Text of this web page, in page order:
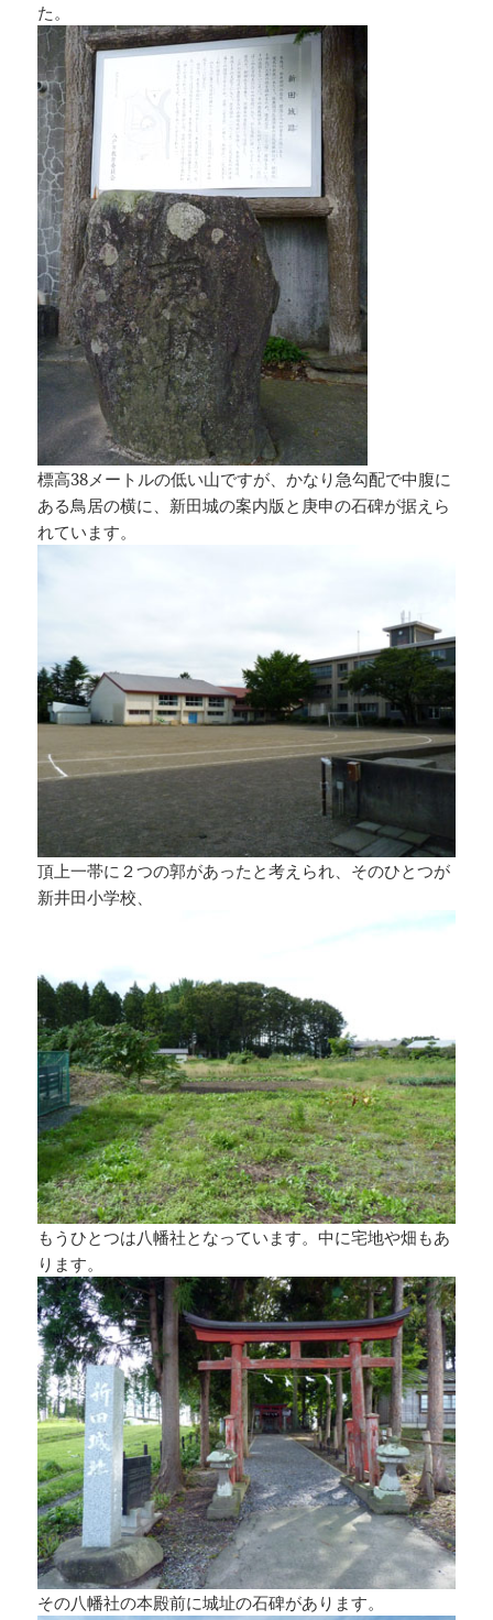
た。
標高38メートルの低い山ですが、かなり急勾配で中腹に
ある鳥居の横に、新田城の案内版と庚申の石碑が据えら
れています。
頂上一帯に２つの郭があったと考えられ、そのひとつが
新井田小学校、
もうひとつは八幡社となっています。中に宅地や畑もあ
ります。
その八幡社の本殿前に城址の石碑があります。